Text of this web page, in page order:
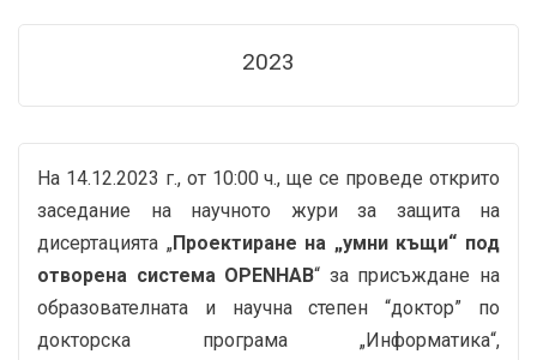
2023
На 14.12.2023 г., от 10:00 ч., ще се проведе открито
заседание на научното жури за защита на
дисертацията „Проектиране на „умни къщи“ под
отворена система OPENHAB“ за присъждане на
образователната и научна степен “доктор” по
докторска програма „Информатика“,